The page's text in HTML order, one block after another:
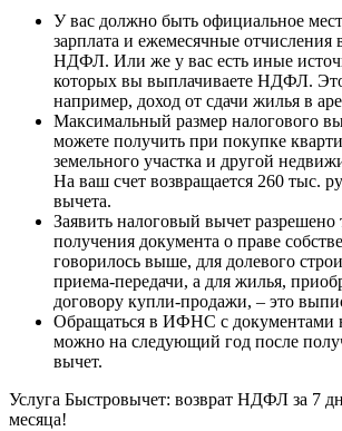
У вас должно быть официальное
зарплата и ежемесячные отчисления
НДФЛ. Или же у вас есть иные
которых вы выплачиваете НДФЛ.
например, доход от сдачи жилья в
Максимальный размер налогового
можете получить при покупке
земельного участка и другой
На ваш счет возвращается 260 тыс.
вычета.
Заявить налоговый вычет разрешено
получения документа о праве
говорилось выше, для долевого
приема‑передачи, а для жилья,
договору купли-продажи, – это
Обращаться в ИФНС с документами
можно на следующий год после
вычет.
Услуга Быстровычет: возврат НДФЛ за 7
месяца!